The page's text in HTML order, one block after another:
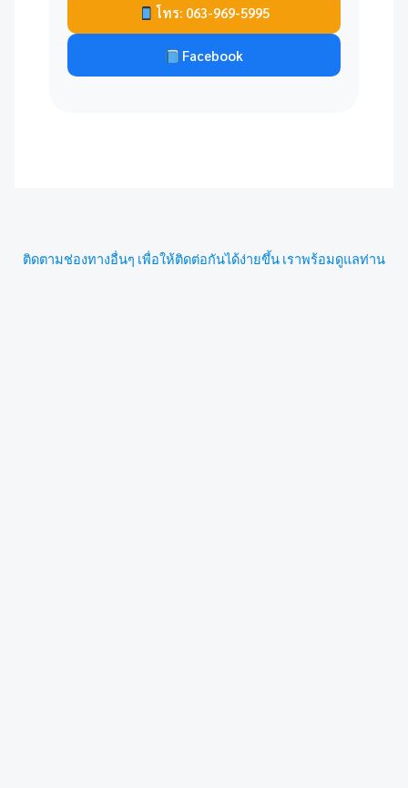
โทร: 063-969-5995
Facebook
ติดตามช่องทางอื่นๆ เพื่อให้ติดต่อกันได้ง่ายขึ้น เราพร้อมดูแลท่าน